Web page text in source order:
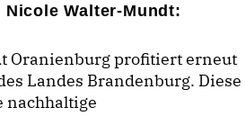
Walter-Mundt:
Oranienburg profitiert erneut
Landes Brandenburg. Diese
nachhaltige